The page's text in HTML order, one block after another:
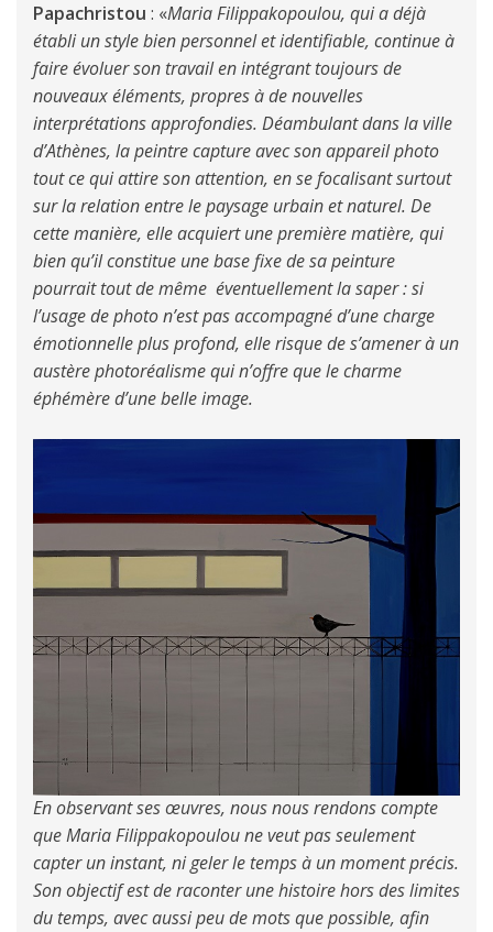
Papachristou : «Maria Filippakopoulou, qui a déjà
établi un style bien personnel et identifiable, continue à
faire évoluer son travail en intégrant toujours de
nouveaux éléments, propres à de nouvelles
interprétations approfondies. Déambulant dans la ville
d’Athènes, la peintre capture avec son appareil photo
tout ce qui attire son attention, en se focalisant surtout
sur la relation entre le paysage urbain et naturel. De
cette manière, elle acquiert une première matière, qui
bien qu’il constitue une base fixe de sa peinture
pourrait tout de même éventuellement la saper : si
l’usage de photo n’est pas accompagné d’une charge
émotionnelle plus profond, elle risque de s’amener à un
austère photoréalisme qui n’offre que le charme
éphémère d’une belle image.
En observant ses œuvres, nous nous rendons compte
que Maria Filippakopoulou ne veut pas seulement
capter un instant, ni geler le temps à un moment précis.
Son objectif est de raconter une histoire hors des limites
du temps, avec aussi peu de mots que possible, afin